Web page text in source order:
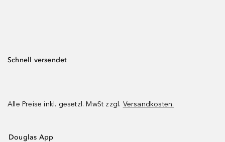
Schnell versendet
Alle Preise inkl. gesetzl. MwSt zzgl. Versandkosten.
Douglas App